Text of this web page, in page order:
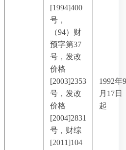
[1994]400
号，
（94）财
预字第37
号，发改
价格
[2003]2353
号，发改
价格
[2004]2831
号，财综
[2011]104
1992年
月 17日
起